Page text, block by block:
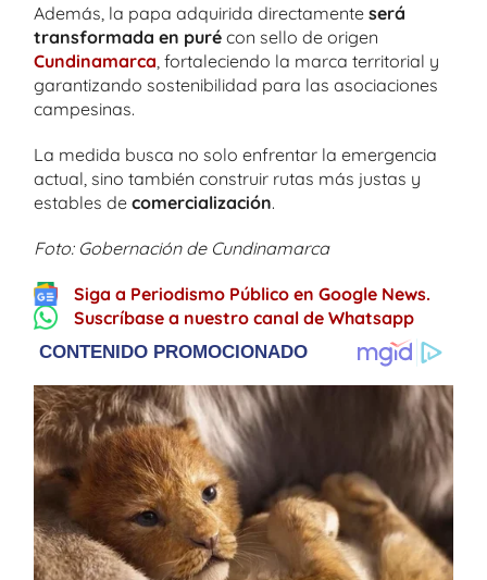
Además, la papa adquirida directamente será
transformada en puré con sello de origen
Cundinamarca , fortaleciendo la marca territorial y
garantizando sostenibilidad para las asociaciones
campesinas.
La medida busca no solo enfrentar la emergencia
actual, sino también construir rutas más justas y
estables de comercialización.
Foto: Gobernación de Cundinamarca
Siga a Periodismo Público en Google News.
Suscríbase a nuestro canal de Whatsapp